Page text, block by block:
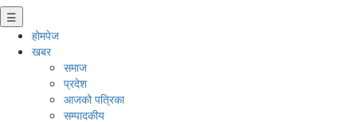
☰
होमपेज
खबर
समाज
प्रदेश
आजको पत्रिका
सम्पादकीय